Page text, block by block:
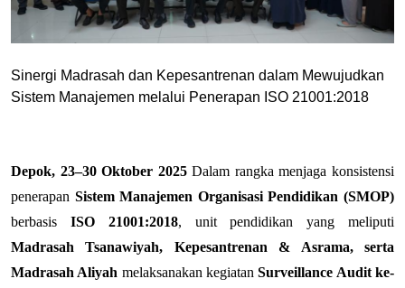
Sinergi Madrasah dan Kepesantrenan dalam Mewujudkan
Sistem Manajemen melalui Penerapan ISO 21001:2018
Depok, 23–30 Oktober 2025 Dalam rangka menjaga konsistensi
penerapan Sistem Manajemen Organisasi Pendidikan (SMOP)
berbasis ISO 21001:2018
Madrasah Tsanawiyah, Kepesantrenan & Asrama, serta
Madrasah Aliyah melaksanakan kegiatan Surveillance Audit ke-